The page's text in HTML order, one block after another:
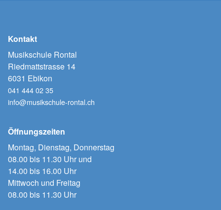
Kontakt
Musikschule Rontal
Riedmattstrasse 14
6031 Ebikon
041 444 02 35
info@musikschule-rontal.ch
Öffnungszeiten
Montag, Dienstag, Donnerstag
08.00 bis 11.30 Uhr und
14.00 bis 16.00 Uhr
Mittwoch und Freitag
08.00 bis 11.30 Uhr